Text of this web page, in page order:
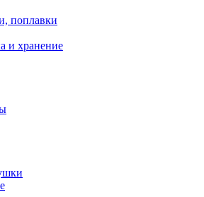
поплавки
и хранение